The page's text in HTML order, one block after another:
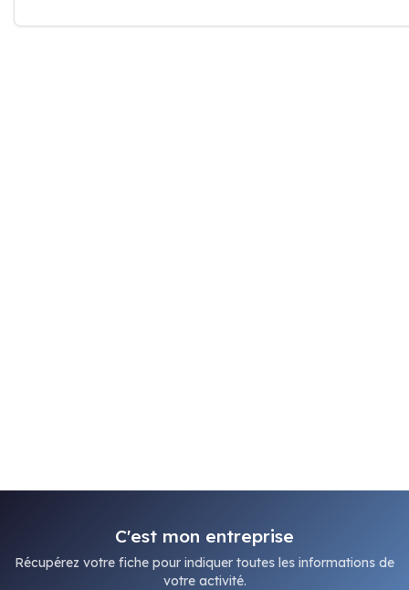
C'est mon entreprise
Récupérez votre fiche pour indiquer toutes les informations de
votre activité.